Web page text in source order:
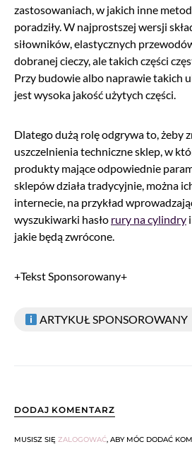
zastosowaniach, w jakich inne
poradziły. W najprostszej wersji
siłowników, elastycznych
dobranej cieczy, ale takich części
Przy budowie albo naprawie takich
jest wysoka jakość użytych części.
Dlatego dużą rolę odgrywa to, żeby
uszczelnienia techniczne sklep, w
produkty mające odpowiednie
sklepów działa tradycyjnie, można
internecie, na przykład
wyszukiwarki hasło rury na cylindry
jakie będą zwrócone.
+Tekst Sponsorowany+
ARTYKUŁ SPONSOROWANY
DODAJ KOMENTARZ
MUSISZ SIĘ ZALOGOWAĆ, ABY MÓC DODAĆ